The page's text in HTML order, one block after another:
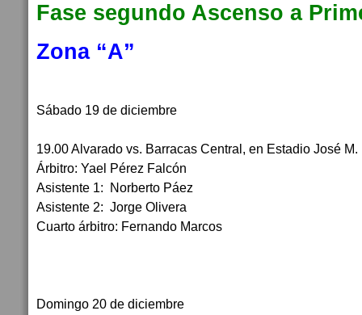
Fase segundo Ascenso a
Zona “A”
Sábado 19 de diciembre
19.00 Alvarado vs. Barracas Central, en Estadio José
Árbitro: Yael Pérez Falcón
Asistente 1: Norberto Páez
Asistente 2: Jorge Olivera
Cuarto árbitro: Fernando Marcos
Domingo 20 de diciembre